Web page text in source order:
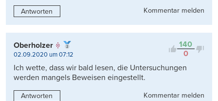
Antworten Kommentar melden
140
0
Oberholzer
02.09.2020 um 07:12
Ich wette, dass wir bald lesen, die Untersuchungen
werden mangels Beweisen eingestellt.
Antworten Kommentar melden